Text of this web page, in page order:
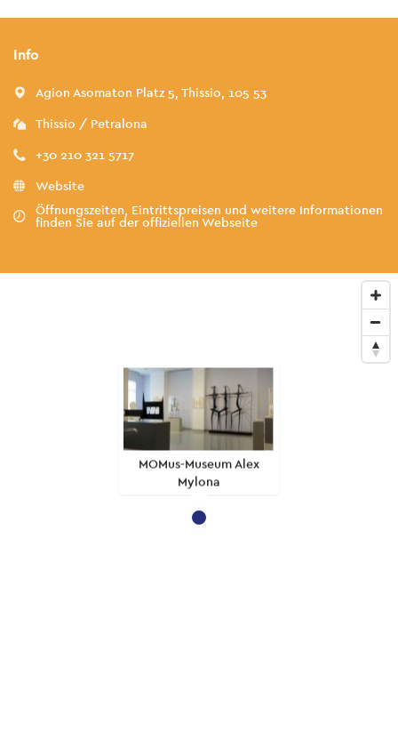
Info
Agion Asomaton Platz 5, Thissio, 105 53
Thissio / Petralona
+30 210 321 5717
Website
Öffnungszeiten, Eintrittspreisen und weitere Informationen
finden Sie auf der offiziellen Webseite
MOMus-Museum Alex
Mylona